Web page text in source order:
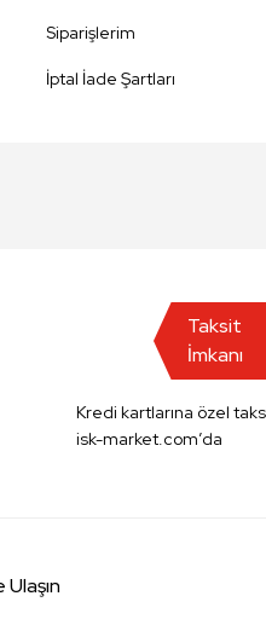
Siparişlerim
İptal İade Şartları
Taksit
İmkanı
Kredi kartlarına özel
isk-market.com’da
Ulaşın